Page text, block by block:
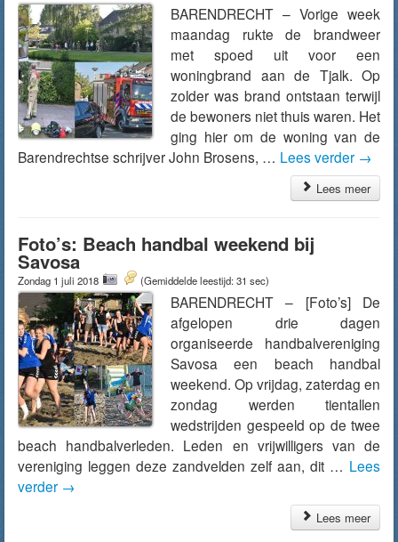
BARENDRECHT – Vorige week
maandag rukte de brandweer
met spoed uit voor een
woningbrand aan de Tjalk. Op
zolder was brand ontstaan terwijl
de bewoners niet thuis waren. Het
ging hier om de woning van de
Barendrechtse schrijver John Brosens, … Lees verder →
Lees meer
Foto’s: Beach handbal weekend bij
Savosa
Zondag 1 juli 2018 (Gemiddelde leestijd: 31 sec)
BARENDRECHT – [Foto’s] De
afgelopen drie dagen
organiseerde handbalvereniging
Savosa een beach handbal
weekend. Op vrijdag, zaterdag en
zondag werden tientallen
wedstrijden gespeeld op de twee
beach handbalverleden. Leden en vrijwilligers van de
vereniging leggen deze zandvelden zelf aan, dit … Lees
verder →
Lees meer